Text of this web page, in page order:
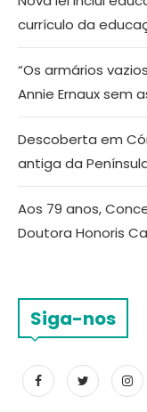
currículo da
“Os armários
Annie Ernaux sem
Descoberta em
antiga da
Aos 79 anos,
Doutora Honoris
Siga-nos